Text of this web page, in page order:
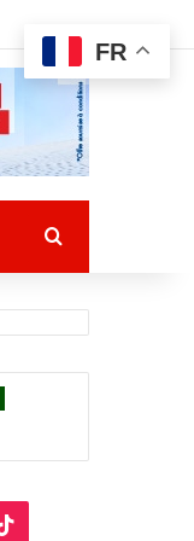
Rechercher
FR